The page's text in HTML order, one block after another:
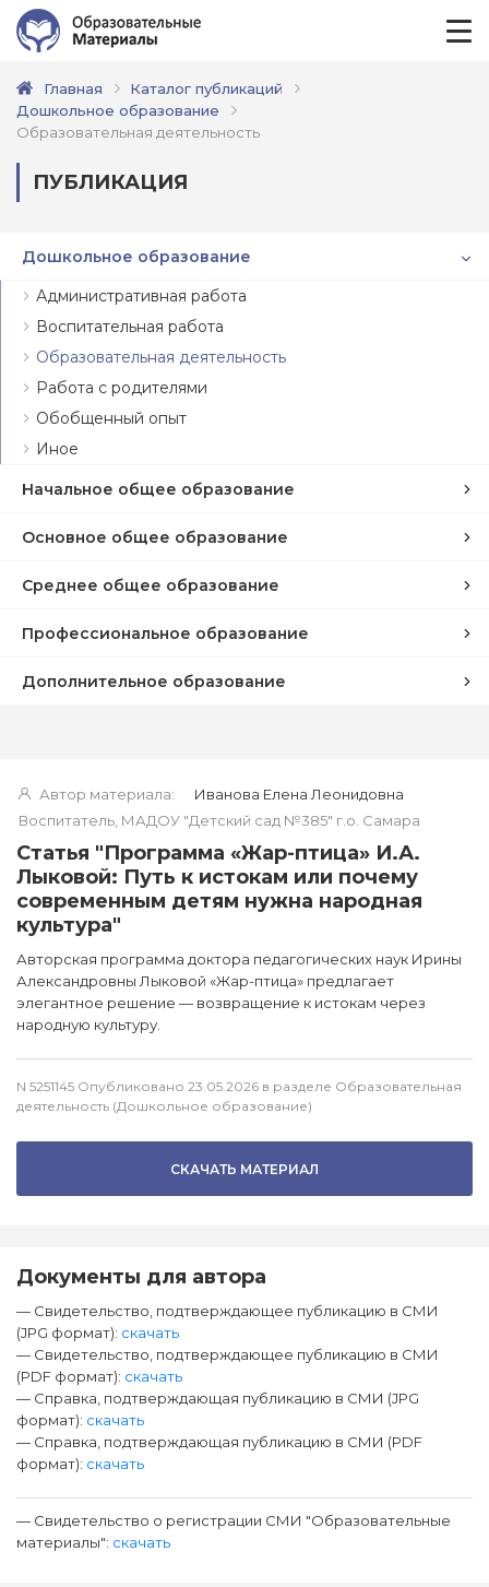
Главная
Каталог публикаций
Дошкольное образование
Образовательная деятельность
ПУБЛИКАЦИЯ
Дошкольное образование
Административная работа
Воспитательная работа
Образовательная деятельность
Работа с родителями
Обобщенный опыт
Иное
Начальное общее образование
Основное общее образование
Среднее общее образование
Профессиональное образование
Дополнительное образование
Автор материала:
Иванова Елена Леонидовна
Воспитатель, МАДОУ "Детский сад №385" г.о. Самара
Статья "Программа «Жар-птица» И.А.
Лыковой: Путь к истокам или почему
современным детям нужна народная
культура"
Авторская программа доктора педагогических наук Ирины
Александровны Лыковой «Жар-птица» предлагает
элегантное решение — возвращение к истокам через
народную культуру.
N 5251145 Опубликовано 23.05.2026 в разделе Образовательная
деятельность (Дошкольное образование)
СКАЧАТЬ МАТЕРИАЛ
Документы для автора
— Свидетельство, подтверждающее публикацию в СМИ
(JPG формат): скачать
— Свидетельство, подтверждающее публикацию в СМИ
(PDF формат): скачать
— Справка, подтверждающая публикацию в СМИ (JPG
формат): скачать
— Справка, подтверждающая публикацию в СМИ (PDF
формат): скачать
— Свидетельство о регистрации СМИ "Образовательные
материалы": скачать